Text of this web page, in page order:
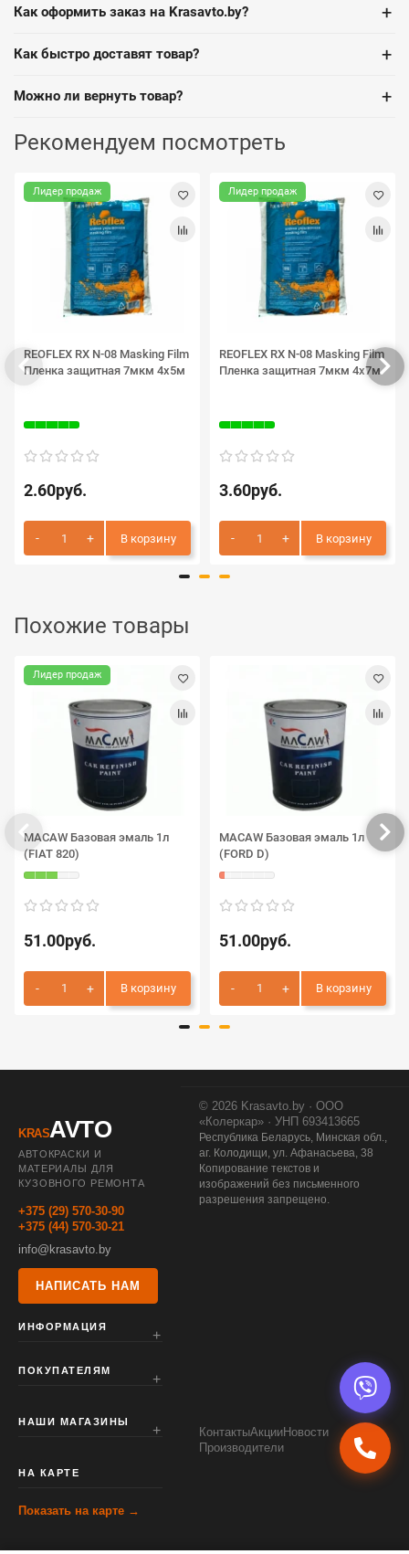
Как оформить заказ на Krasavto.by? +
Как быстро доставят товар? +
Можно ли вернуть товар? +
Рекомендуем посмотреть
Лидер продаж
REOFLEX RX N-08 Masking Film
Пленка защитная 7мкм 4х5м
2.60руб.
В корзину
Лидер продаж
REOFLEX RX N-08 Masking Film
Пленка защитная 7мкм 4х7м
3.60руб.
В корзину
Похожие товары
Лидер продаж
MACAW Базовая эмаль 1л
(FIAT 820)
51.00руб.
В корзину
MACAW Базовая эмаль 1л
(FORD D)
51.00руб.
В корзину
KRASAVTO
АВТОКРАСКИ И
МАТЕРИАЛЫ ДЛЯ
КУЗОВНОГО РЕМОНТА
+375 (29) 570-30-90
+375 (44) 570-30-21
info@krasavto.by
НАПИСАТЬ НАМ
ИНФОРМАЦИЯ
ПОКУПАТЕЛЯМ
НАШИ МАГАЗИНЫ
НА КАРТЕ
Показать на карте →
© 2026 Krasavto.by · ООО
«Колеркар» · УНП 693413665
Республика Беларусь, Минская обл.,
аг. Колодищи, ул. Афанасьева, 38
Копирование текстов и
изображений без письменного
разрешения запрещено.
КонтактыАкцииНовости
Производители